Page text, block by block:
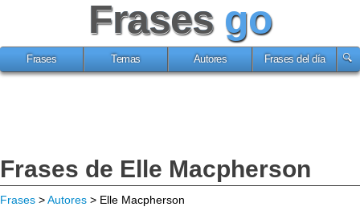
Frases go
Frases Temas Autores Frases del día
Frases de Elle Macpherson
Frases >Autores > Elle Macpherson